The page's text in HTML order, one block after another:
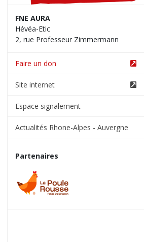
FNE AURA
Hévéa-Etic
2, rue Professeur Zimmermann
Faire un don
Site internet
Espace signalement
Actualités Rhone-Alpes - Auvergne
Partenaires